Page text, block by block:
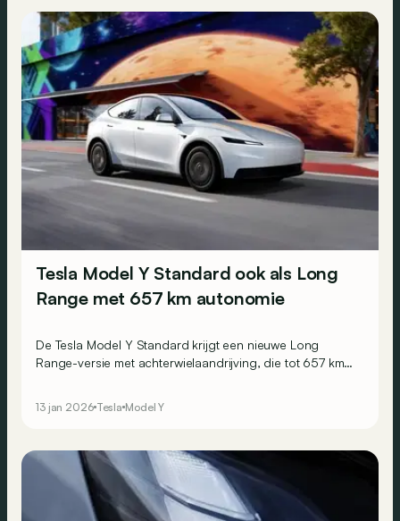
Tesla Model Y Standard ook als Long
Range met 657 km autonomie
De Tesla Model Y Standard krijgt een nieuwe Long
Range-versie met achterwielaandrijving, die tot 657 km
13 jan 2026 Tesla Model Y